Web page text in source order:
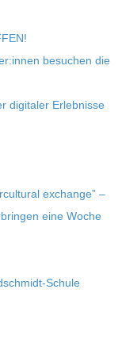
besu­chen die
digi­ta­ler Erleb­nisse
exch­ange” –
eine Woche
Schule